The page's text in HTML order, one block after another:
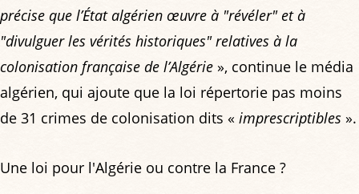
précise que l’État algérien œuvre à "révéler" et à
"divulguer les vérités historiques" relatives à la
colonisation française de l’Algérie », continue le média
algérien, qui ajoute que la loi répertorie pas moins
de 31 crimes de colonisation dits « imprescriptibles ».
Une loi pour l'Algérie ou contre la France ?